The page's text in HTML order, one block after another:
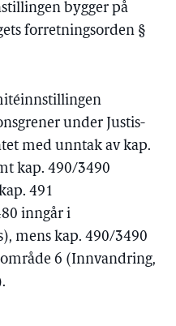
bygger på
forretningsorden §
under Justis-
med unntak av kap.
kap. 490/3490
491
inngår i
mens kap. 490/3490
6 (Innvandring,